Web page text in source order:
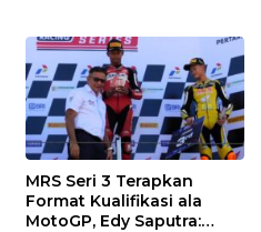
MRS Seri 3 Terapkan
Format Kualifikasi ala
MotoGP, Edy Saputra: